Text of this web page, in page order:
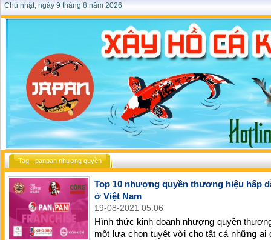
Chủ nhật, ngày 9 tháng 8 năm 2026
Tag - panpan nhượng quyền
Top 10 nhượng quyền thương hiệu hấp
ở Việt Nam
19-08-2021 05:06
Hình thức kinh doanh nhượng quyền
một lựa chọn tuyệt vời cho tất cả những ai